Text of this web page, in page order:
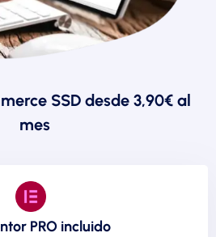
SSD desde 3,90€ al
mes
PRO incluido